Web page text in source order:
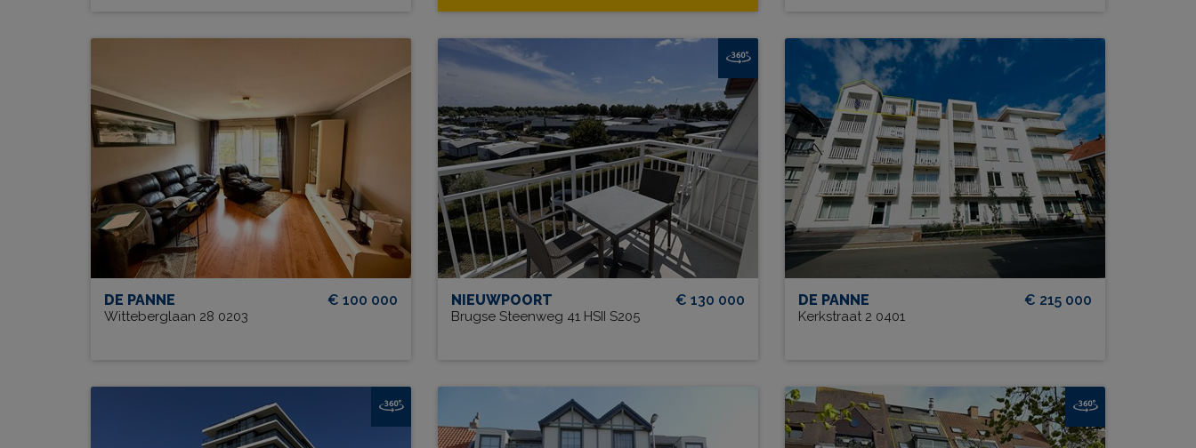
€ 100 000
DE PANNE
Witteberglaan 28 0203
Residentie Witte berg 0203 + K6
BEW. OPP.
42 m²
€ 130 000
NIEUWPOORT
Brugse Steenweg 41 HSII S205
Holiday Suites NPRII S205
BEW. OPP.
35 m²
# SLPK.
2
TERRAS?
Ja
€ 215 000
DE PANNE
Kerkstraat 2 0401
Residentie Villa Arcade B1-0401
BEW. OPP.
74 m²
# SLPK.
1
TERRAS?
Ja
Residentie Duinenzee 0701 + K5 Residentie Stiene 0401 + B1